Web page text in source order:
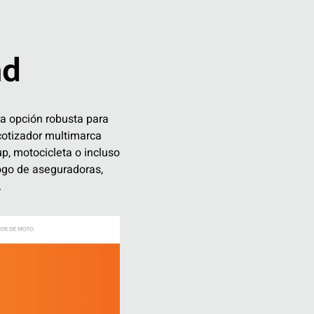
opción robusta para
multimarca
motocicleta o incluso
de aseguradoras,